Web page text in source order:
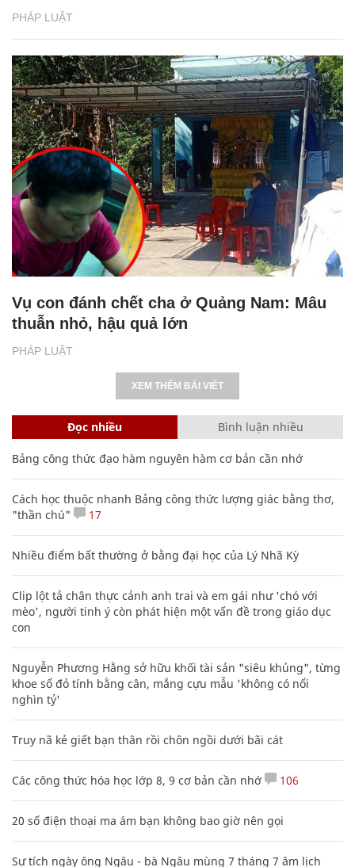
PHÁP LUẬT
PHÁP LUẬT
Vụ con đánh chết cha ở Quảng Nam: Mâu
thuẫn nhỏ, hậu quả lớn
XEM THÊM BÀI VIẾT
Đọc nhiều Bình luận nhiều
Bảng công thức đạo hàm nguyên hàm cơ bản cần nhớ
Cách học thuộc nhanh Bảng công thức lượng giác bằng thơ,
"thần chú"
17
Nhiều điểm bất thường ở bằng đại học của Lý Nhã Kỳ
Clip lột tả chân thực cảnh anh trai và em gái như 'chó với
mèo', người tinh ý còn phát hiện một vấn đề trong giáo dục
con
Nguyễn Phương Hằng sở hữu khối tài sản "siêu khủng", từng
khoe sổ đỏ tính bằng cân, mắng cựu mẫu 'không có nổi
nghìn tỷ'
Truy nã kẻ giết bạn thân rồi chôn ngồi dưới bãi cát
Các công thức hóa học lớp 8, 9 cơ bản cần nhớ 106
20 số điện thoại ma ám bạn không bao giờ nên gọi
Sự tích ngày ông Ngâu - bà Ngâu mùng 7 tháng 7 âm lịch